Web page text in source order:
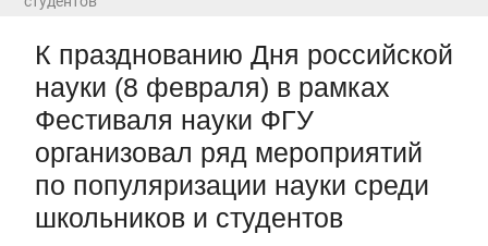
вступительные испытания в МГУ имени
конкурсу (ранжированные списки поступающих)
Вячеслав Никонов в программе «Большая игра» —
Первый канал, 24.07.2026. Часть 1-2
Вниманию абитуриентов бакалавриата! Открыта
онлайн-запись на заключение договора на
Вячеслав Никонов в программе «Большая игра»
— Первый канал, 05.08.2026. Часть 1-3
К празднованию Дня российской
науки (8 февраля) в рамках
Фестиваля науки ФГУ
организовал ряд мероприятий
по популяризации науки среди
школьников и студентов